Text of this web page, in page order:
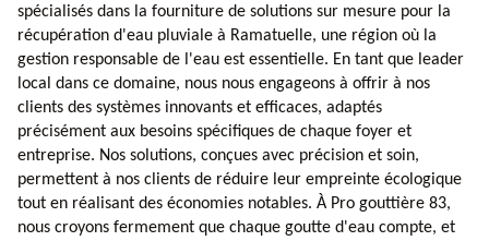
spécialisés dans la fourniture de solutions sur mesure pour la
récupération d'eau pluviale à Ramatuelle, une région où la
gestion responsable de l'eau est essentielle. En tant que leader
local dans ce domaine, nous nous engageons à offrir à nos
clients des systèmes innovants et efficaces, adaptés
précisément aux besoins spécifiques de chaque foyer et
entreprise. Nos solutions, conçues avec précision et soin,
permettent à nos clients de réduire leur empreinte écologique
tout en réalisant des économies notables. À Pro gouttière 83,
nous croyons fermement que chaque goutte d'eau compte, et